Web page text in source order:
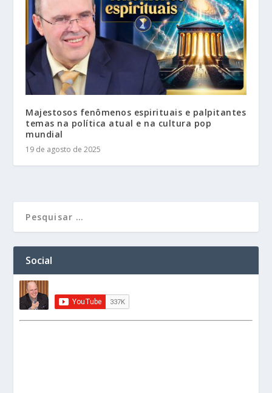
Majestosos fenômenos espirituais e palpitantes
temas na política atual e na cultura pop
mundial
19 de agosto de 2025
Social